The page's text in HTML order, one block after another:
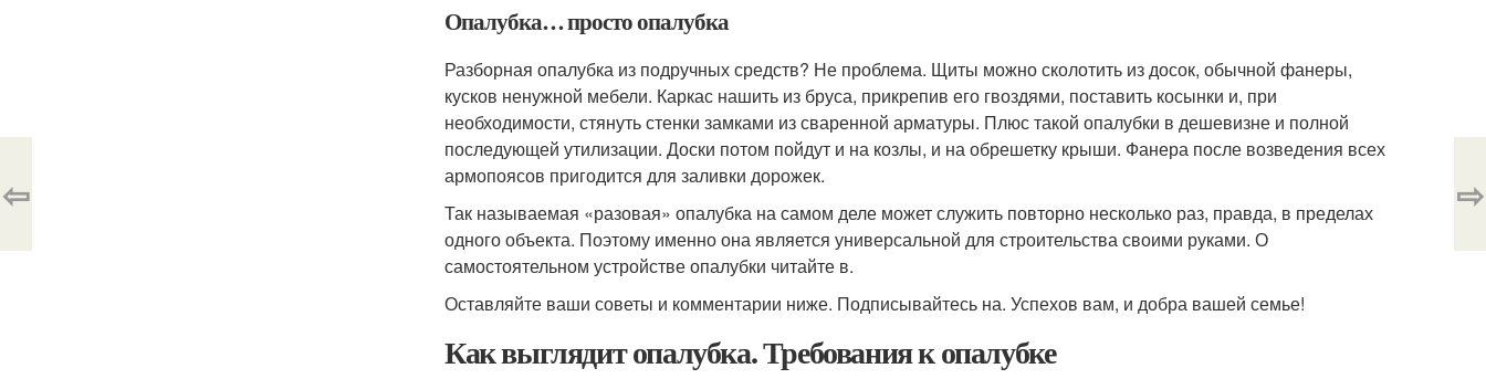
Опалубка… просто опалубка
Разборная опалубка из подручных средств? Не проблема. Щиты можно сколотить из досок, обычной фанеры,
кусков ненужной мебели. Каркас нашить из бруса, прикрепив его гвоздями, поставить косынки и, при
необходимости, стянуть стенки замками из сваренной арматуры. Плюс такой опалубки в дешевизне и полной
последующей утилизации. Доски потом пойдут и на козлы, и на обрешетку крыши. Фанера после возведения всех
армопоясов пригодится для заливки дорожек.
Так называемая «разовая» опалубка на самом деле может служить повторно несколько раз, правда, в пределах
одного объекта. Поэтому именно она является универсальной для строительства своими руками. О
самостоятельном устройстве опалубки читайте в.
Оставляйте ваши советы и комментарии ниже. Подписывайтесь на. Успехов вам, и добра вашей семье!
Как выглядит опалубка. Требования к опалубке
⇦ ⇨